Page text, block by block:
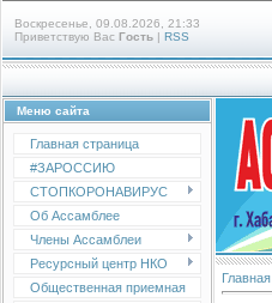
Воскресенье, 09.08.2026, 21:33
Приветствую Вас Гость | RSS
Меню сайта
Главная страница
#ЗАРОССИЮ
СТОПКОРОНАВИРУС
Об Ассамблее
Члены Ассамблеи
Ресурсный центр НКО
Общественная приемная
Главная